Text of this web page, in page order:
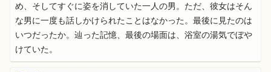
め、そしてすぐに姿を消していた一人の男。ただ、彼女はそん
な男に一度も話しかけられたことはなかった。最後に見たのは
いつだったか。辿った記憶、最後の場面は、浴室の湯気でぼや
けていた。